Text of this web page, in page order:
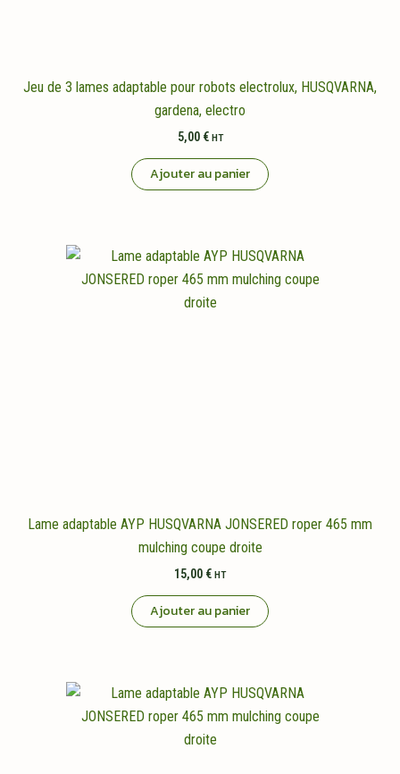
Jeu de 3 lames adaptable pour robots electrolux, HUSQVARNA,
gardena, electro
5,00 € HT
Ajouter au panier
Lame adaptable AYP HUSQVARNA JONSERED roper 465 mm
mulching coupe droite
15,00 € HT
Ajouter au panier